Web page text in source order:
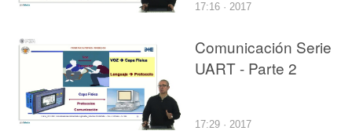
17:16 · 2017
Comunicación Serie
UART - Parte 2
17:29 · 2017